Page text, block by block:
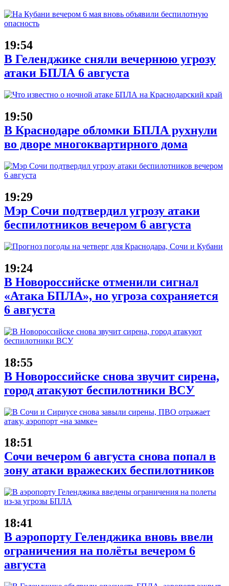
19:54
В Геленджике сняли вечернюю угрозу
атаки БПЛА 6 августа
19:50
В Краснодаре обломки БПЛА рухнули
во дворе многоквартирного дома
19:29
Мэр Сочи подтвердил угрозу атаки
беспилотников вечером 6 августа
19:24
В Новороссийске отменили сигнал
«Атака БПЛА», но угроза сохраняется
6 августа
18:55
В Новороссийске снова звучит сирена,
город атакуют беспилотники ВСУ
18:51
Сочи вечером 6 августа снова попал в
зону атаки вражеских беспилотников
18:41
В аэропорту Геленджика вновь ввели
ограничения на полёты вечером 6
августа